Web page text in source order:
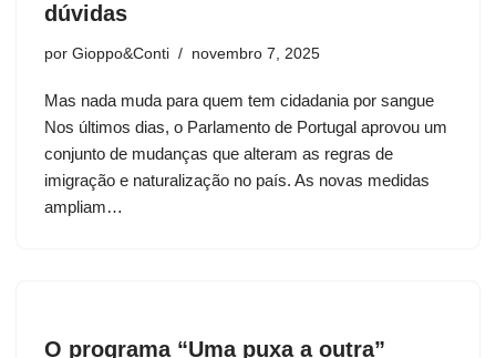
dúvidas
por Gioppo&Conti novembro 7, 2025
Mas nada muda para quem tem cidadania por sangue
Nos últimos dias, o Parlamento de Portugal aprovou um
conjunto de mudanças que alteram as regras de
imigração e naturalização no país. As novas medidas
ampliam…
O programa “Uma puxa a outra”